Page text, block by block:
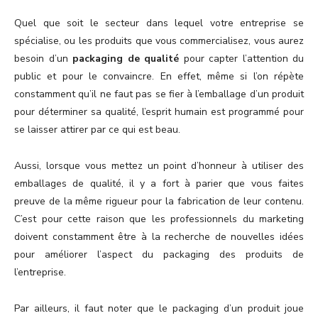
Quel que soit le secteur dans lequel votre entreprise se
spécialise, ou les produits que vous commercialisez, vous aurez
besoin d’un packaging de qualité pour capter l’attention du
public et pour le convaincre. En effet, même si l’on répète
constamment qu’il ne faut pas se fier à l’emballage d’un produit
pour déterminer sa qualité, l’esprit humain est programmé pour
se laisser attirer par ce qui est beau.
Aussi, lorsque vous mettez un point d’honneur à utiliser des
emballages de qualité, il y a fort à parier que vous faites
preuve de la même rigueur pour la fabrication de leur contenu.
C’est pour cette raison que les professionnels du marketing
doivent constamment être à la recherche de nouvelles idées
pour améliorer l’aspect du packaging des produits de
l’entreprise.
Par ailleurs, il faut noter que le packaging d’un produit joue